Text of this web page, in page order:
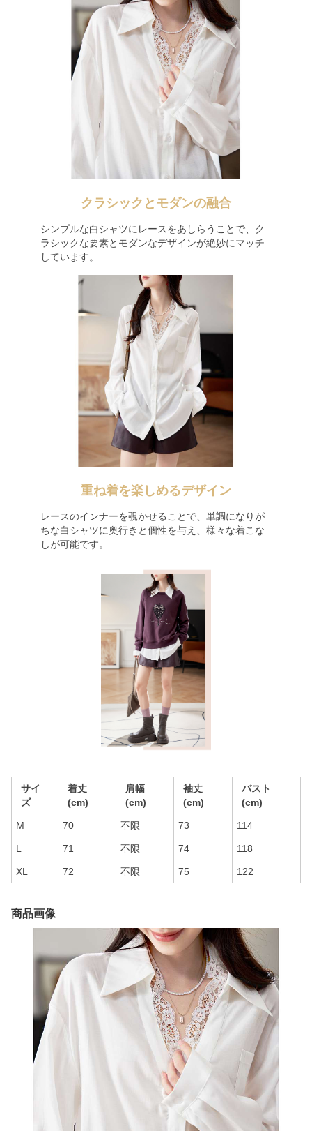
クラシックとモダンの融合
シンプルな白シャツにレースをあしらうことで、ク
ラシックな要素とモダンなデザインが絶妙にマッチ
しています。
重ね着を楽しめるデザイン
レースのインナーを覗かせることで、単調になりが
ちな白シャツに奥行きと個性を与え、様々な着こな
しが可能です。
サイ
ズ
着丈
(cm)
肩幅
(cm)
袖丈
(cm)
バスト
(cm)
M 70 不限 73 114
L 71 不限 74 118
XL 72 不限 75 122
商品画像